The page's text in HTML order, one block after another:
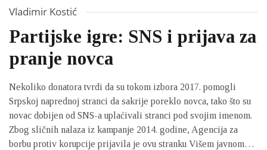
Vladimir Kostić
Partijske igre: SNS i prijava za
pranje novca
Nekoliko donatora tvrdi da su tokom izbora 2017. pomogli
Srpskoj naprednoj stranci da sakrije poreklo novca, tako što su
novac dobijen od SNS-a uplaćivali stranci pod svojim imenom.
Zbog sličnih nalaza iz kampanje 2014. godine, Agencija za
borbu protiv korupcije prijavila je ovu stranku Višem javnom